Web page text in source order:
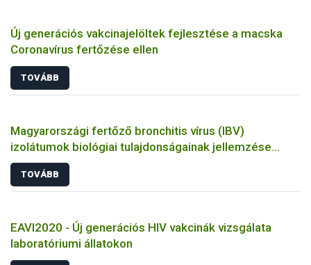
Új generációs vakcinajelöltek fejlesztése a macska
Coronavírus fertőzése ellen
TOVÁBB
Magyarországi fertőző bronchitis vírus (IBV)
izolátumok biológiai tulajdonságainak jellemzése
állatkísérletes és molekuláris biológiai eszközökkel
TOVÁBB
EAVI2020 - Új generációs HIV vakcinák vizsgálata
laboratóriumi állatokon